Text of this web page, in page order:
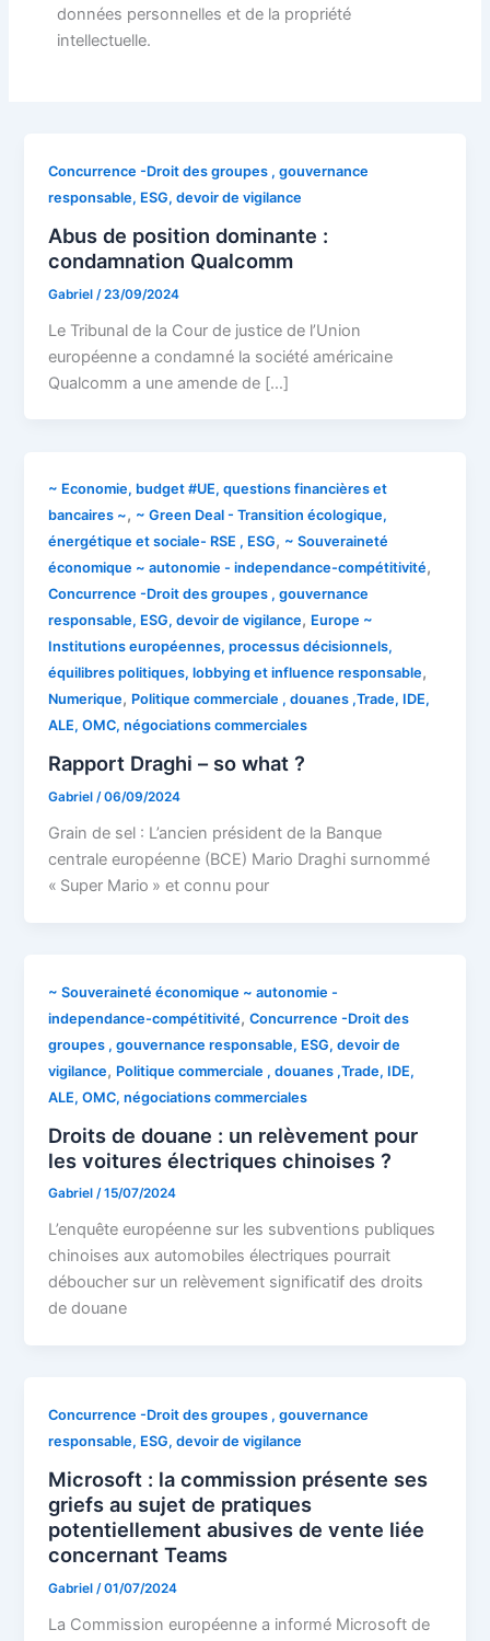
données personnelles et de la propriété
intellectuelle.
Concurrence -Droit des groupes , gouvernance
responsable, ESG, devoir de vigilance
Abus de position dominante :
condamnation Qualcomm
Gabriel /23/09/2024
Le Tribunal de la Cour de justice de l’Union
européenne a condamné la société américaine
Qualcomm a une amende de […]
~ Economie, budget #UE, questions financières et
bancaires ~, ~ Green Deal - Transition écologique,
énergétique et sociale- RSE , ESG, ~ Souveraineté
économique ~ autonomie - independance-compétitivité,
Concurrence -Droit des groupes , gouvernance
responsable, ESG, devoir de vigilance, Europe ~
Institutions européennes, processus décisionnels,
équilibres politiques, lobbying et influence responsable,
Numerique, Politique commerciale , douanes ,Trade, IDE,
ALE, OMC, négociations commerciales
Rapport Draghi – so what ?
Gabriel/06/09/2024
Grain de sel : L’ancien président de la Banque
centrale européenne (BCE) Mario Draghi surnommé
« Super Mario » et connu pour
~ Souveraineté économique ~ autonomie -
independance-compétitivité,Concurrence -Droit des
groupes , gouvernance responsable, ESG, devoir de
vigilance, Politique commerciale , douanes ,Trade, IDE,
ALE, OMC, négociations commerciales
Droits de douane : un relèvement pour
les voitures électriques chinoises ?
Gabriel/15/07/2024
L’enquête européenne sur les subventions publiques
chinoises aux automobiles électriques pourrait
déboucher sur un relèvement significatif des droits
de douane
Concurrence -Droit des groupes , gouvernance
responsable, ESG, devoir de vigilance
Microsoft : la commission présente ses
griefs au sujet de pratiques
potentiellement abusives de vente liée
concernant Teams
Gabriel/01/07/2024
La Commission européenne a informé Microsoft de